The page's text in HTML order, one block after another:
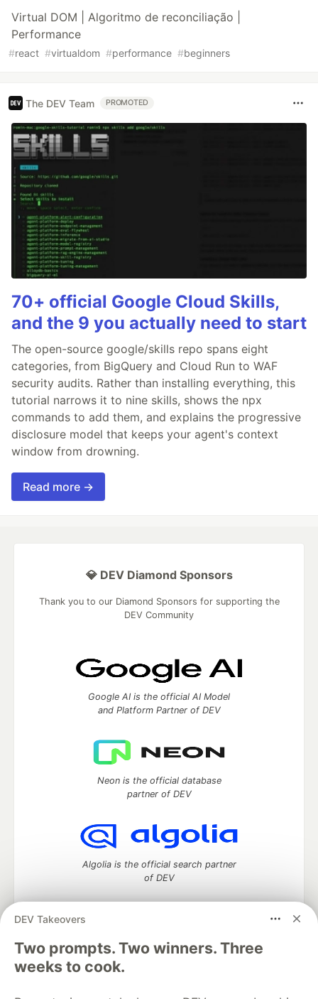
Virtual DOM | Algoritmo de reconciliação |
Performance
#react #virtualdom #performance #beginners
The DEV Team PROMOTED
70+ official Google Cloud Skills,
and the 9 you actually need to start
The open-source google/skills repo spans eight
categories, from BigQuery and Cloud Run to WAF
security audits. Rather than installing everything, this
tutorial narrows it to nine skills, shows the npx
commands to add them, and explains the progressive
disclosure model that keeps your agent's context
window from drowning.
Read more →
DEV Takeovers
Two prompts. Two winners. Three
weeks to cook.
💎 DEV Diamond Sponsors
Thank you to our Diamond Sponsors for supporting the
DEV Community
Google AI is the official AI Model
and Platform Partner of DEV
Neon is the official database
partner of DEV
Algolia is the official search partner
of DEV
DEV Community— A space to discuss and keep up software
development and manage your software career
Home
DEV Challenges